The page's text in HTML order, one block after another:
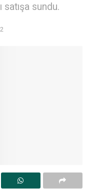
satışa sundu.